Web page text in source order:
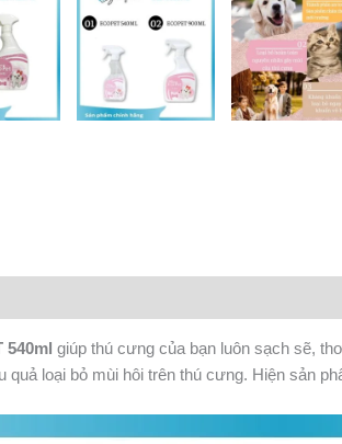
540ml giúp thú cưng của bạn luôn sạch sẽ,
quả loại bỏ mùi hôi trên thú cưng. Hiện sản